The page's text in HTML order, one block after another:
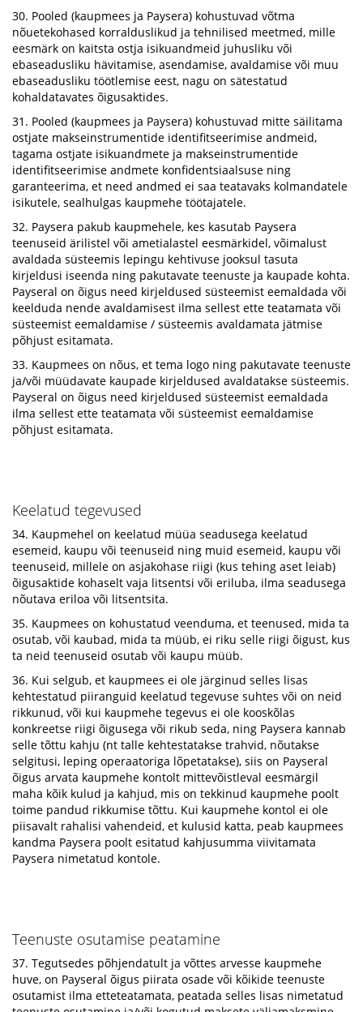
30. Pooled (kaupmees ja Paysera) kohustuvad võtma
nõuetekohased korralduslikud ja tehnilised meetmed, mille
eesmärk on kaitsta ostja isikuandmeid juhusliku või
ebaseadusliku hävitamise, asendamise, avaldamise või muu
ebaseadusliku töötlemise eest, nagu on sätestatud
kohaldatavates õigusaktides.
31. Pooled (kaupmees ja Paysera) kohustuvad mitte säilitama
ostjate makseinstrumentide identifitseerimise andmeid,
tagama ostjate isikuandmete ja makseinstrumentide
identifitseerimise andmete konfidentsiaalsuse ning
garanteerima, et need andmed ei saa teatavaks kolmandatele
isikutele, sealhulgas kaupmehe töötajatele.
32. Paysera pakub kaupmehele, kes kasutab Paysera
teenuseid ärilistel või ametialastel eesmärkidel, võimalust
avaldada süsteemis lepingu kehtivuse jooksul tasuta
kirjeldusi iseenda ning pakutavate teenuste ja kaupade kohta.
Payseral on õigus need kirjeldused süsteemist eemaldada või
keelduda nende avaldamisest ilma sellest ette teatamata või
süsteemist eemaldamise / süsteemis avaldamata jätmise
põhjust esitamata.
33. Kaupmees on nõus, et tema logo ning pakutavate teenuste
ja/või müüdavate kaupade kirjeldused avaldatakse süsteemis.
Payseral on õigus need kirjeldused süsteemist eemaldada
ilma sellest ette teatamata või süsteemist eemaldamise
põhjust esitamata.
Keelatud tegevused
34. Kaupmehel on keelatud müüa seadusega keelatud
esemeid, kaupu või teenuseid ning muid esemeid, kaupu või
teenuseid, millele on asjakohase riigi (kus tehing aset leiab)
õigusaktide kohaselt vaja litsentsi või eriluba, ilma seadusega
nõutava eriloa või litsentsita.
35. Kaupmees on kohustatud veenduma, et teenused, mida ta
osutab, või kaubad, mida ta müüb, ei riku selle riigi õigust, kus
ta neid teenuseid osutab või kaupu müüb.
36. Kui selgub, et kaupmees ei ole järginud selles lisas
kehtestatud piiranguid keelatud tegevuse suhtes või on neid
rikkunud, või kui kaupmehe tegevus ei ole kooskõlas
konkreetse riigi õigusega või rikub seda, ning Paysera kannab
selle tõttu kahju (nt talle kehtestatakse trahvid, nõutakse
selgitusi, leping operaatoriga lõpetatakse), siis on Payseral
õigus arvata kaupmehe kontolt mittevõistleval eesmärgil
maha kõik kulud ja kahjud, mis on tekkinud kaupmehe poolt
toime pandud rikkumise tõttu. Kui kaupmehe kontol ei ole
piisavalt rahalisi vahendeid, et kulusid katta, peab kaupmees
kandma Paysera poolt esitatud kahjusumma viivitamata
Paysera nimetatud kontole.
Teenuste osutamise peatamine
37. Tegutsedes põhjendatult ja võttes arvesse kaupmehe
huve, on Payseral õigus piirata osade või kõikide teenuste
osutamist ilma etteteatamata, peatada selles lisas nimetatud